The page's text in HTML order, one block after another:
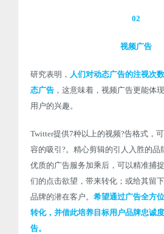
02
视频广告
研究表明， 人们对动态广告的注视次
态广告 ，这意味着，视频广告更能体
用户的兴趣。
Twitter提供7种以上的视频?告格式，
容的吸引?。精心剪辑的引人入胜的品
优质的广告服务加乘后，可以精准捕
们的点击欲望，带来转化；或给其留
品牌的潜在客户。 希望通过广告全方
转化，并借此培养目标用户品牌忠诚
告。